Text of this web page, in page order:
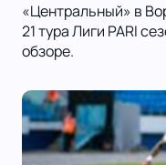
«Центральный» в
21 тура Лиги PARI
обзоре.